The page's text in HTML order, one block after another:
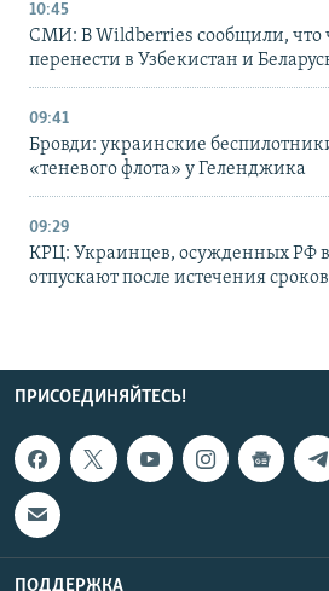
10:45
СМИ: В Wildberries сообщили, что
перенести в Узбекистан и
09:41
Бровди: украинские
«теневого флота» у Геленджика
09:29
КРЦ: Украинцев, осужденных РФ
отпускают после истечения сроков
ПРИСОЕДИНЯЙТЕСЬ!
ПОДДЕРЖКА